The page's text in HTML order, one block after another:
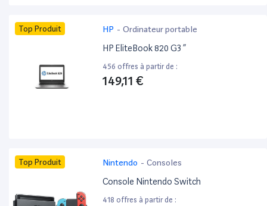
Top Produit HP - Ordinateur portable
HP EliteBook 820 G3 ”
456 offres à partir de :
149,11 €
Top Produit Nintendo - Consoles
Console Nintendo Switch
418 offres à partir de :